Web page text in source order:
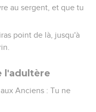
au sergent, et que tu
point de là, jusqu'à
l'adultère
Anciens : Tu ne